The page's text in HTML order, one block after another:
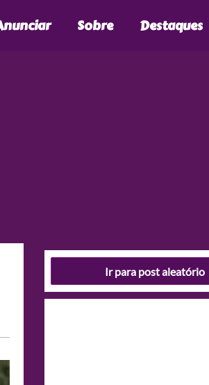
Sobre Destaques
Ir para post aleatório